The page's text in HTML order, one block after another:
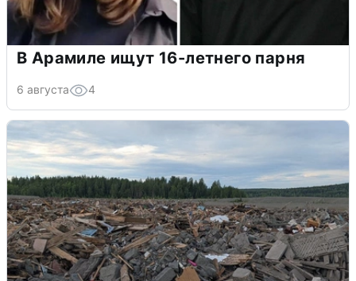
В Арамиле ищут 16-летнего парня
6 августа 4